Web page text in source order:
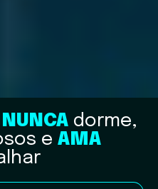
NUNCA dorme,
e AMA